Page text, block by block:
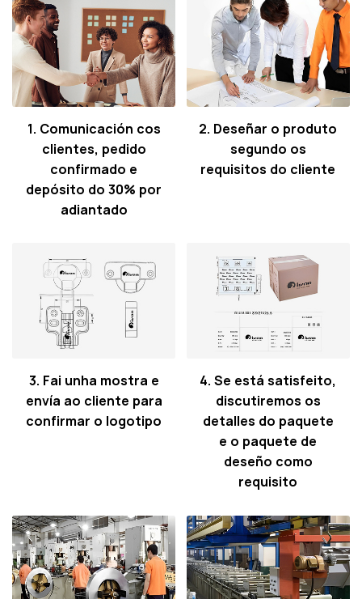
1. Comunicación cos
clientes, pedido
confirmado e
depósito do 30% por
adiantado
2. Deseñar o produto
segundo os
requisitos do cliente
3. Fai unha mostra e
envía ao cliente para
confirmar o logotipo
4. Se está satisfeito,
discutiremos os
detalles do paquete
e o paquete de
deseño como
requisito